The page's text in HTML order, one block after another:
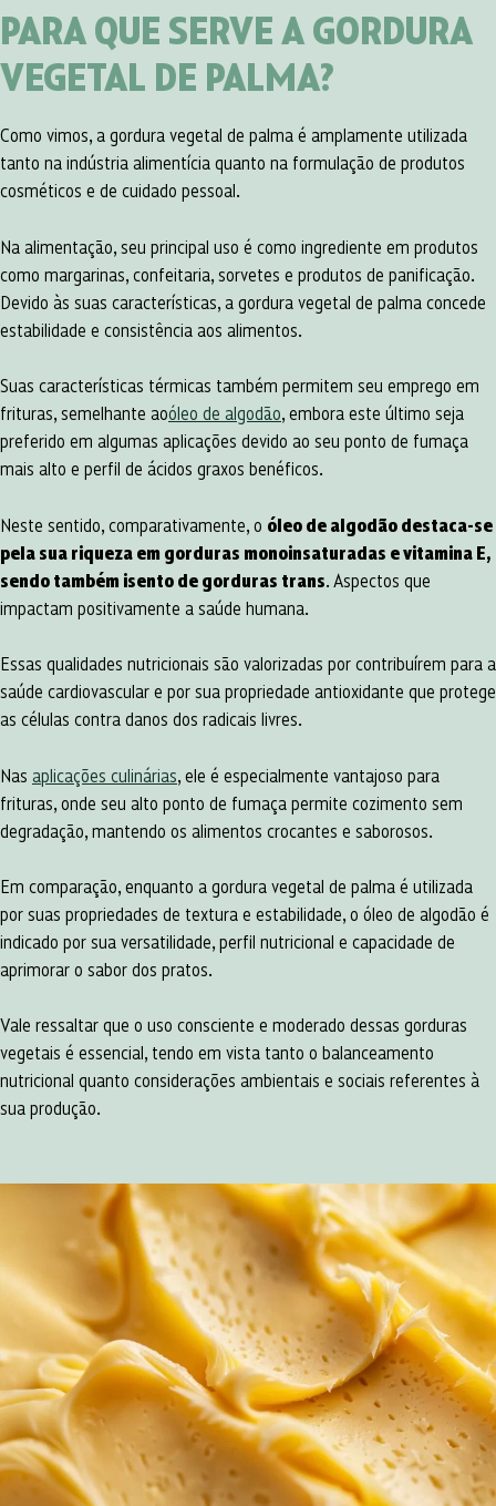
PARA QUE SERVE A GORDURA
VEGETAL DE PALMA?
Como vimos, a gordura vegetal de palma é amplamente utilizada
tanto na indústria alimentícia quanto na formulação de produtos
cosméticos e de cuidado pessoal.
Na alimentação, seu principal uso é como ingrediente em produtos
como margarinas, confeitaria, sorvetes e produtos de panificação.
Devido às suas características, a gordura vegetal de palma concede
estabilidade e consistência aos alimentos.
Suas características térmicas também permitem seu emprego em
frituras, semelhante aoóleo de algodão, embora este último seja
preferido em algumas aplicações devido ao seu ponto de fumaça
mais alto e perfil de ácidos graxos benéficos.
Neste sentido, comparativamente, o óleo de algodão destaca-se
pela sua riqueza em gorduras monoinsaturadas e vitamina E,
sendo também isento de gorduras trans . Aspectos que
impactam positivamente a saúde humana.
Essas qualidades nutricionais são valorizadas por contribuírem para a
saúde cardiovascular e por sua propriedade antioxidante que protege
as células contra danos dos radicais livres.
Nas aplicações culinárias , ele é especialmente vantajoso para
frituras, onde seu alto ponto de fumaça permite cozimento sem
degradação, mantendo os alimentos crocantes e saborosos.
Em comparação, enquanto a gordura vegetal de palma é utilizada
por suas propriedades de textura e estabilidade, o óleo de algodão é
indicado por sua versatilidade, perfil nutricional e capacidade de
aprimorar o sabor dos pratos.
Vale ressaltar que o uso consciente e moderado dessas gorduras
vegetais é essencial, tendo em vista tanto o balanceamento
nutricional quanto considerações ambientais e sociais referentes à
sua produção.